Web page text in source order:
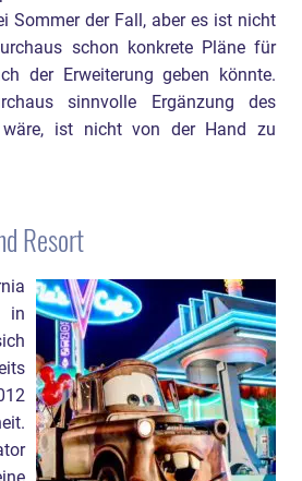
Sommer der Fall, aber es ist nicht
schon konkrete Pläne für
der Erweiterung geben könnte.
sinnvolle Ergänzung des
wäre, ist nicht von der Hand zu
Resort
in